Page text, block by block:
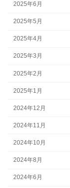
2025年6月
2025年5月
2025年4月
2025年3月
2025年2月
2025年1月
2024年12月
2024年11月
2024年10月
2024年8月
2024年6月